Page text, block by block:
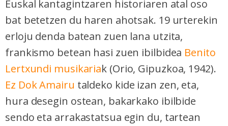
Euskal kantagintzaren historiaren atal oso
bat betetzen du haren ahotsak. 19 urterekin
erloju denda batean zuen lana utzita,
frankismo betean hasi zuen ibilbidea Benito
Lertxundi musikariak (Orio, Gipuzkoa, 1942).
Ez Dok Amairu taldeko kide izan zen, eta,
hura desegin ostean, bakarkako ibilbide
sendo eta arrakastatsua egin du, tartean